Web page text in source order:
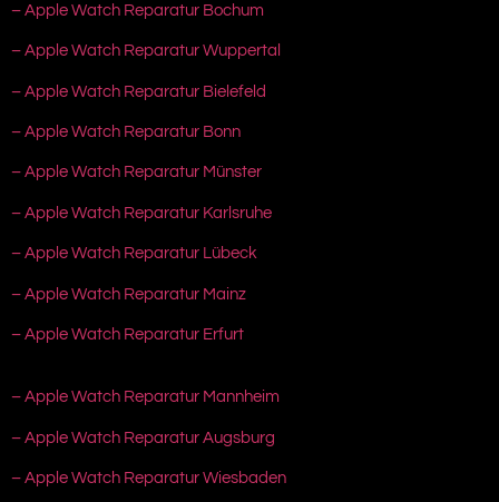
– Apple Watch Reparatur Bochum
– Apple Watch Reparatur Wuppertal
– Apple Watch Reparatur Bielefeld
– Apple Watch Reparatur Bonn
– Apple Watch Reparatur Münster
– Apple Watch Reparatur Karlsruhe
– Apple Watch Reparatur Lübeck
– Apple Watch Reparatur Mainz
– Apple Watch Reparatur Erfurt
– Apple Watch Reparatur Mannheim
– Apple Watch Reparatur Augsburg
– Apple Watch Reparatur Wiesbaden